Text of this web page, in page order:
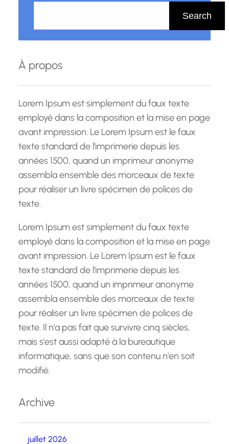
h
r
c
h
Search
À propos
Lorem Ipsum est simplement du faux texte
employé dans la composition et la mise en page
avant impression. Le Lorem Ipsum est le faux
texte standard de l'imprimerie depuis les
années 1500, quand un imprimeur anonyme
assembla ensemble des morceaux de texte
pour réaliser un livre spécimen de polices de
texte.
Lorem Ipsum est simplement du faux texte
employé dans la composition et la mise en page
avant impression. Le Lorem Ipsum est le faux
texte standard de l'imprimerie depuis les
années 1500, quand un imprimeur anonyme
assembla ensemble des morceaux de texte
pour réaliser un livre spécimen de polices de
texte. Il n'a pas fait que survivre cinq siècles,
mais s'est aussi adapté à la bureautique
informatique, sans que son contenu n'en soit
modifié.
Archive
juillet 2026